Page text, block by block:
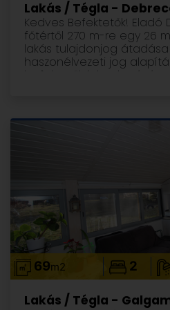
Lakás / Tégla -
Kedves Befektetők!
főtértől 270 m-re egy 26
lakás tulajdonjog
haszonélvezeti jog
befektetők jelentkezését
címen:
69m2 2
Lakás / Tégla -